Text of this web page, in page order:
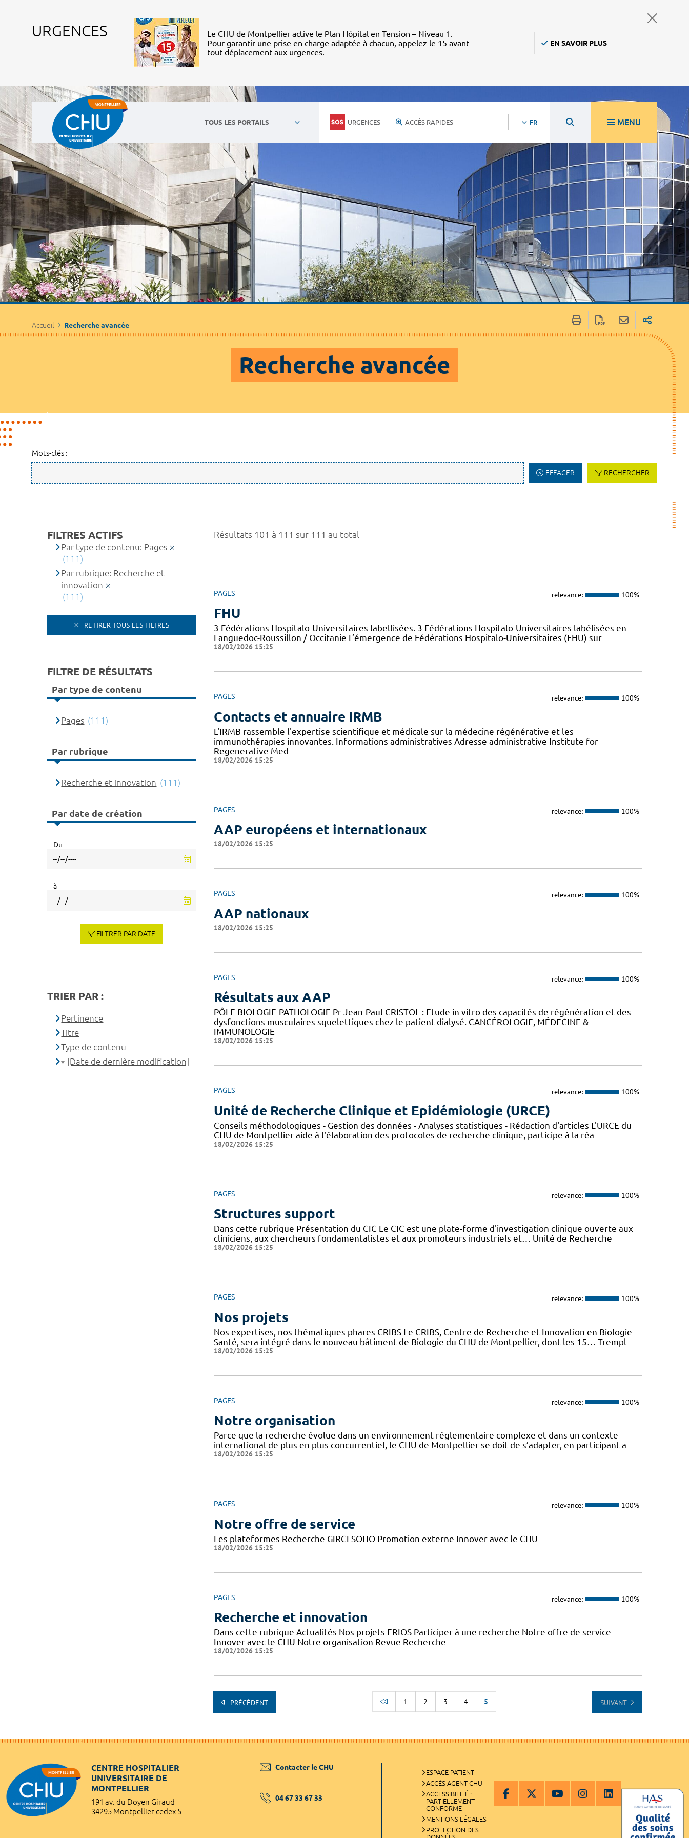
URGENCES
Le CHU de Montpellier active le Plan Hôpital en Tension – Niveau 1.
Pour garantir une prise en charge adaptée à chacun, appelez le 15 avant
tout déplacement aux urgences.
EN SAVOIR PLUS
TOUS LES PORTAILS URGENCES ACCÈS RAPIDES FR MENU
Accueil Recherche avancée
Recherche avancée
Mots-clés :
EFFACER RECHERCHER
Résultats 101 à 111 sur 111 au total
PAGES relevance: 100%
FHU
3 Fédérations Hospitalo-Universitaires labellisées. 3 Fédérations Hospitalo-Universitaires labélisées en
Languedoc-Roussillon / Occitanie L’émergence de Fédérations Hospitalo-Universitaires (FHU) sur
18/02/2026 15:25
PAGES relevance: 100%
Contacts et annuaire IRMB
L'IRMB rassemble l'expertise scientifique et médicale sur la médecine régénérative et les
immunothérapies innovantes. Informations administratives Adresse administrative Institute for
Regenerative Med
18/02/2026 15:25
PAGES relevance: 100%
AAP européens et internationaux
18/02/2026 15:25
PAGES relevance: 100%
AAP nationaux
18/02/2026 15:25
PAGES relevance: 100%
Résultats aux AAP
PÔLE BIOLOGIE-PATHOLOGIE Pr Jean-Paul CRISTOL : Etude in vitro des capacités de régénération et des
dysfonctions musculaires squelettiques chez le patient dialysé. CANCÉROLOGIE, MÉDECINE &
IMMUNOLOGIE
18/02/2026 15:25
PAGES relevance: 100%
Unité de Recherche Clinique et Epidémiologie (URCE)
Conseils méthodologiques - Gestion des données - Analyses statistiques - Rédaction d'articles L'URCE du
CHU de Montpellier aide à l'élaboration des protocoles de recherche clinique, participe à la réa
18/02/2026 15:25
PAGES relevance: 100%
Structures support
Dans cette rubrique Présentation du CIC Le CIC est une plate-forme d'investigation clinique ouverte aux
cliniciens, aux chercheurs fondamentalistes et aux promoteurs industriels et… Unité de Recherche
18/02/2026 15:25
PAGES relevance: 100%
Nos projets
Nos expertises, nos thématiques phares CRIBS Le CRIBS, Centre de Recherche et Innovation en Biologie
Santé, sera intégré dans le nouveau bâtiment de Biologie du CHU de Montpellier, dont les 15… Trempl
18/02/2026 15:25
PAGES relevance: 100%
Notre organisation
Parce que la recherche évolue dans un environnement réglementaire complexe et dans un contexte
international de plus en plus concurrentiel, le CHU de Montpellier se doit de s’adapter, en participant a
18/02/2026 15:25
PAGES relevance: 100%
Notre offre de service
Les plateformes Recherche GIRCI SOHO Promotion externe Innover avec le CHU
18/02/2026 15:25
PAGES relevance: 100%
Recherche et innovation
Dans cette rubrique Actualités Nos projets ERIOS Participer à une recherche Notre offre de service
Innover avec le CHU Notre organisation Revue Recherche
18/02/2026 15:25
PRÉCÉDENT 1 2 3 4 5 SUIVANT
FILTRES ACTIFS
Par type de contenu: Pages
(111)
Par rubrique: Recherche et
innovation
(111)
RETIRER TOUS LES FILTRES
FILTRE DE RÉSULTATS
Par type de contenu
Pages (111)
Par rubrique
Recherche et innovation (111)
Par date de création
Du
à
FILTRER PAR DATE
TRIER PAR :
Pertinence
Titre
Type de contenu
[Date de dernière modification]
CENTRE HOSPITALIER
UNIVERSITAIRE DE
MONTPELLIER
191 av. du Doyen Giraud
34295 Montpellier cedex 5
Contacter le CHU
04 67 33 67 33
ESPACE PATIENT
ACCÈS AGENT CHU
ACCESSIBILITÉ :
PARTIELLEMENT
CONFORME
MENTIONS LÉGALES
PROTECTION DES